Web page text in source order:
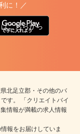
に！／
こちらから
北足立郡・その他のバ
す。 「クリエイトバイ
情報が満載の求人情報
報をお届けしていま